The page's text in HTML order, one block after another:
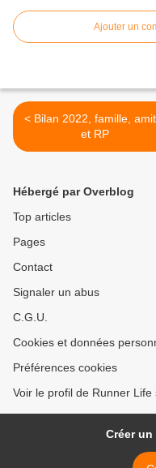
Ajouter un
< Bilan 2022, famille, amitié
et RP
Hébergé par Overblog
Top articles
Pages
Contact
Signaler un abus
C.G.U.
Cookies et données
Préférences cookies
Voir le profil de Runner
Créer